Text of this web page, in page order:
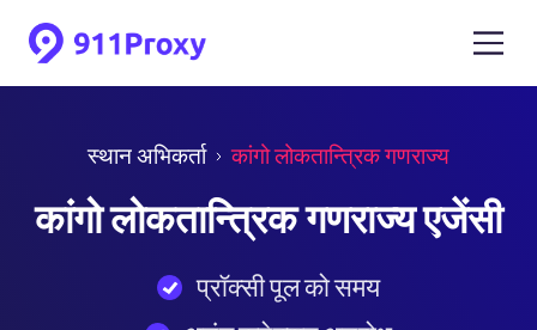
स्थान अभिकर्ता कांगो लोकतान्त्रिक गणराज्य
कांगो लोकतान्त्रिक गणराज्य एजेंसी
प्रॉक्सी पूल को समय